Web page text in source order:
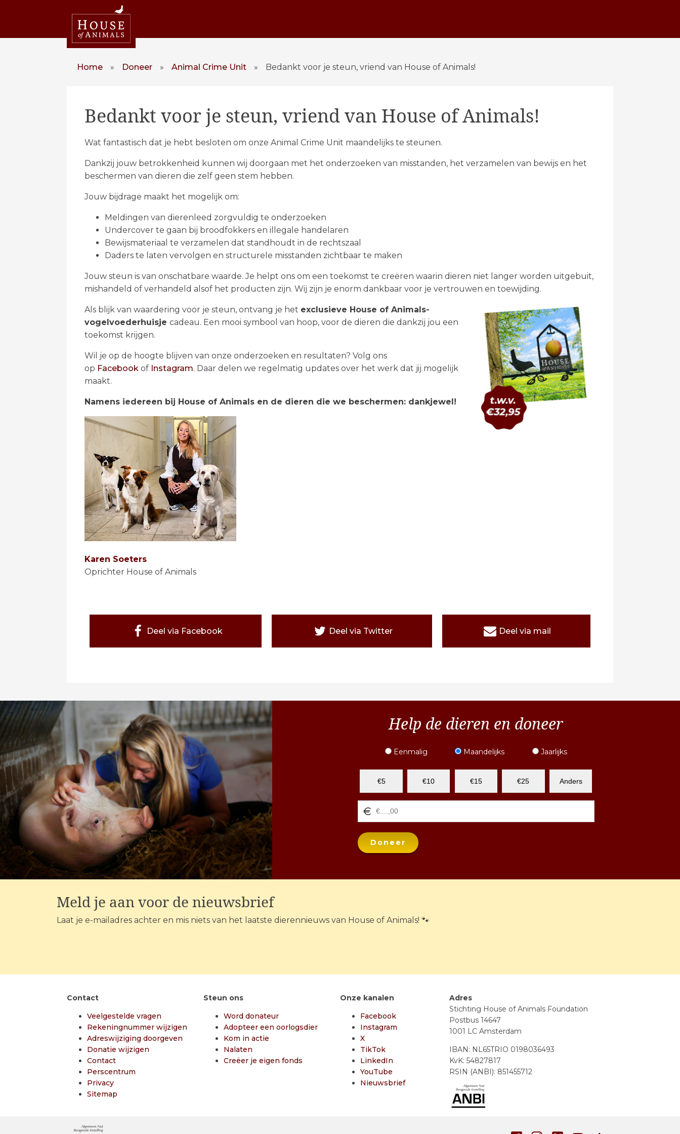
Home » Doneer » Animal Crime Unit » Bedankt voor je steun, vriend van House of Animals!
Bedankt voor je steun, vriend van House of Animals!
Wat fantastisch dat je hebt besloten om onze Animal Crime Unit maandelijks te steunen.
Dankzij jouw betrokkenheid kunnen wij doorgaan met het onderzoeken van misstanden, het verzamelen van bewijs en het
beschermen van dieren die zelf geen stem hebben.
Jouw bijdrage maakt het mogelijk om:
Meldingen van dierenleed zorgvuldig te onderzoeken
Undercover te gaan bij broodfokkers en illegale handelaren
Bewijsmateriaal te verzamelen dat standhoudt in de rechtszaal
Daders te laten vervolgen en structurele misstanden zichtbaar te maken
Jouw steun is van onschatbare waarde. Je helpt ons om een toekomst te creëren waarin dieren niet langer worden uitgebuit,
mishandeld of verhandeld alsof het producten zijn. Wij zijn je enorm dankbaar voor je vertrouwen en toewijding.
Als blijk van waardering voor je steun, ontvang je het exclusieve House of Animals-
vogelvoederhuisje cadeau. Een mooi symbool van hoop, voor de dieren die dankzij jou een
toekomst krijgen.
Wil je op de hoogte blijven van onze onderzoeken en resultaten? Volg ons
op Facebook of Instagram. Daar delen we regelmatig updates over het werk dat jij mogelijk
maakt.
Namens iedereen bij House of Animals en de dieren die we beschermen: dankjewel!
Karen Soeters
Oprichter House of Animals
Deel via Facebook Deel via Twitter Deel via mail
Help de dieren en doneer
Eenmalig Maandelijks Jaarlijks
€5 €10 €15 €25 Anders
Doneer
Meld je aan voor de nieuwsbrief
Laat je e-mailadres achter en mis niets van het laatste dierennieuws van House of Animals! 🐾
Contact
Veelgestelde vragen
Rekeningnummer wijzigen
Adreswijziging doorgeven
Donatie wijzigen
Contact
Perscentrum
Privacy
Sitemap
Steun ons
Word donateur
Adopteer een oorlogsdier
Kom in actie
Nalaten
Creëer je eigen fonds
Onze kanalen
Facebook
Instagram
X
TikTok
LinkedIn
YouTube
Nieuwsbrief
Adres
Stichting House of Animals Foundation
Postbus 14647
1001 LC Amsterdam
IBAN: NL65TRIO 0198036493
KvK: 54827817
RSIN (ANBI): 851455712